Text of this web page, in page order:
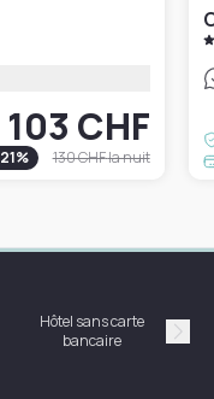
103 CHF
21% 130 CHFla nuit
Hôtel sans carte
bancaire